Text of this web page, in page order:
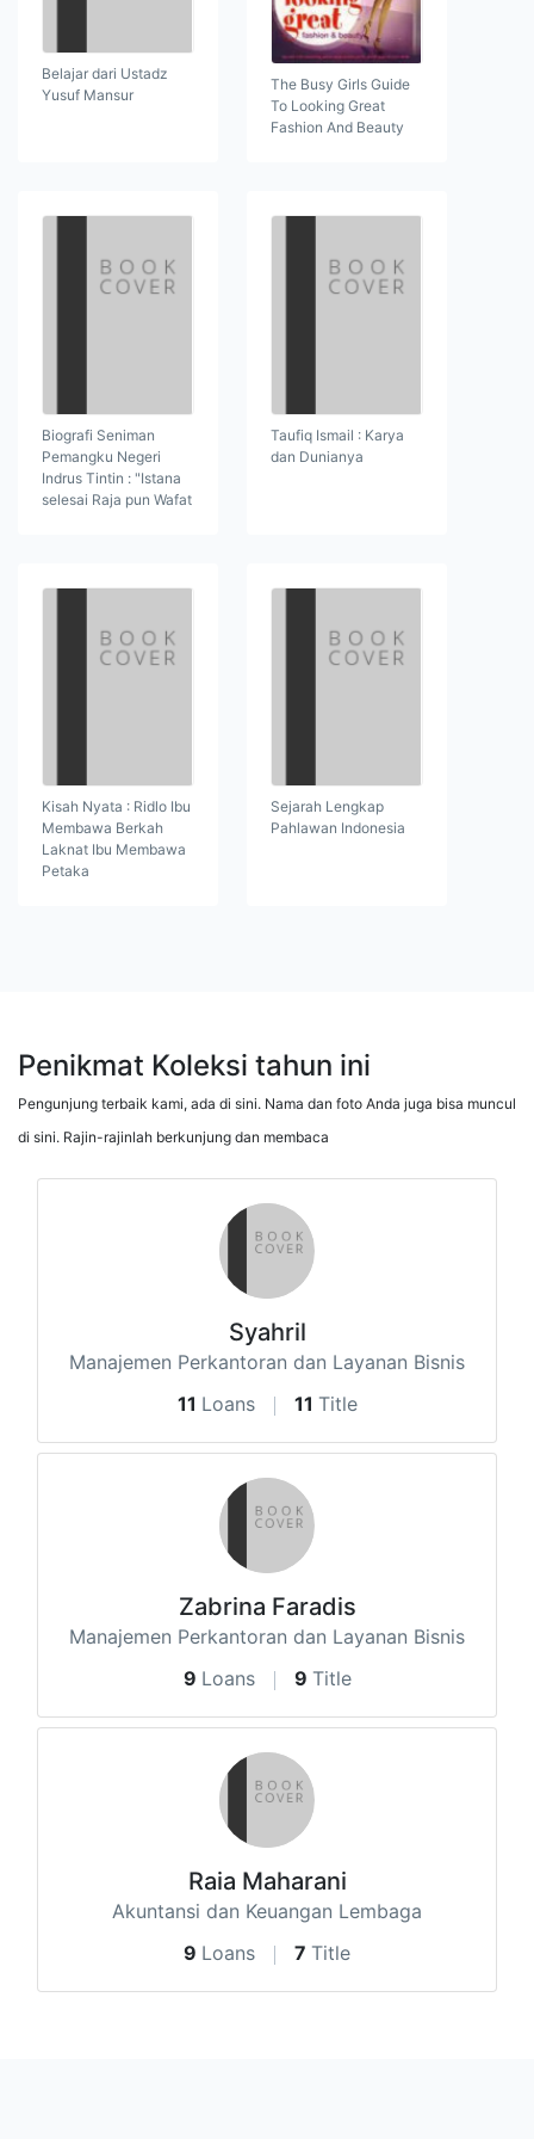
Belajar dari Ustadz
Yusuf Mansur
The Busy Girls Guide
To Looking Great
Fashion And Beauty
Biografi Seniman
Pemangku Negeri
Indrus Tintin : "Istana
selesai Raja pun Wafat
Taufiq Ismail : Karya
dan Dunianya
Kisah Nyata : Ridlo Ibu
Membawa Berkah
Laknat Ibu Membawa
Petaka
Sejarah Lengkap
Pahlawan Indonesia
Penikmat Koleksi tahun ini
Pengunjung terbaik kami, ada di sini. Nama dan foto Anda juga bisa muncul
di sini. Rajin-rajinlah berkunjung dan membaca
Syahril
Manajemen Perkantoran dan Layanan Bisnis
11 Loans 11 Title
Zabrina Faradis
Manajemen Perkantoran dan Layanan Bisnis
9 Loans 9 Title
Raia Maharani
Akuntansi dan Keuangan Lembaga
9 Loans 7 Title